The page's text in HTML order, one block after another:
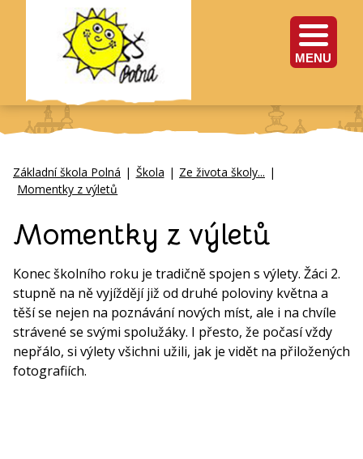
MENU
Základní škola Polná | Škola | Ze života školy... |
Momentky z výletů
Momentky z výletů
Konec školního roku je tradičně spojen s výlety. Žáci 2.
stupně na ně vyjíždějí již od druhé poloviny května a
těší se nejen na poznávání nových míst, ale i na chvíle
strávené se svými spolužáky. I přesto, že počasí vždy
nepřálo, si výlety všichni užili, jak je vidět na přiložených
fotografiích.